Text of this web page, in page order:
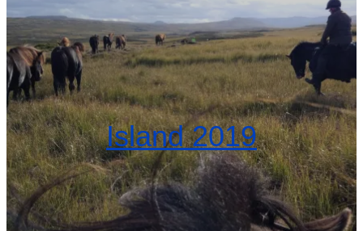
Island 2019